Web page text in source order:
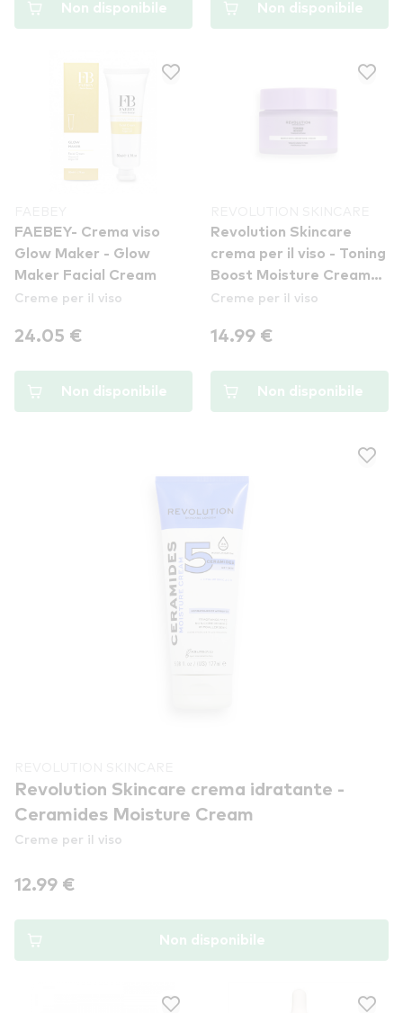
Non disponibile Non disponibile
FAEBEY- Crema viso
Glow Maker - Glow
Maker Facial Cream
Creme per il viso
24.05 €
Non disponibile
Revolution Skincare
crema per il viso - Toning
Boost Moisture Cream
with Bakuchiol
Creme per il viso
14.99 €
Non disponibile
Revolution Skincare crema idratante -
Ceramides Moisture Cream
Creme per il viso
12.99 €
Non disponibile